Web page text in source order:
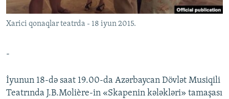
İZ - MƏDƏNIYYƏT PROQRAMI
MATERIALLARIMIZDAN ISTIFADƏ
AZADLIQRADIOSU MOBIL TELEFONUNUZDA
RFE/RL-in bütün saytları
Xarici qonaqlar teatrda - 18 iyun 2015.
-
İyunun 18-də saat 19.00-da Azərbaycan Dövlət Musiqili
Teatrında J.B.Molière-in «Skapenin kələkləri» tamaşası